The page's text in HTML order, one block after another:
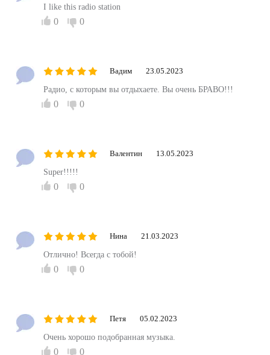
I like this radio station
0 0
Вадим 23.05.2023
Радио, с которым вы отдыхаете. Вы очень БРАВО!!!
0 0
Валентин 13.05.2023
Super!!!!!
0 0
Нина 21.03.2023
Отлично! Всегда с тобой!
0 0
Петя 05.02.2023
Очень хорошо подобранная музыка.
0 0